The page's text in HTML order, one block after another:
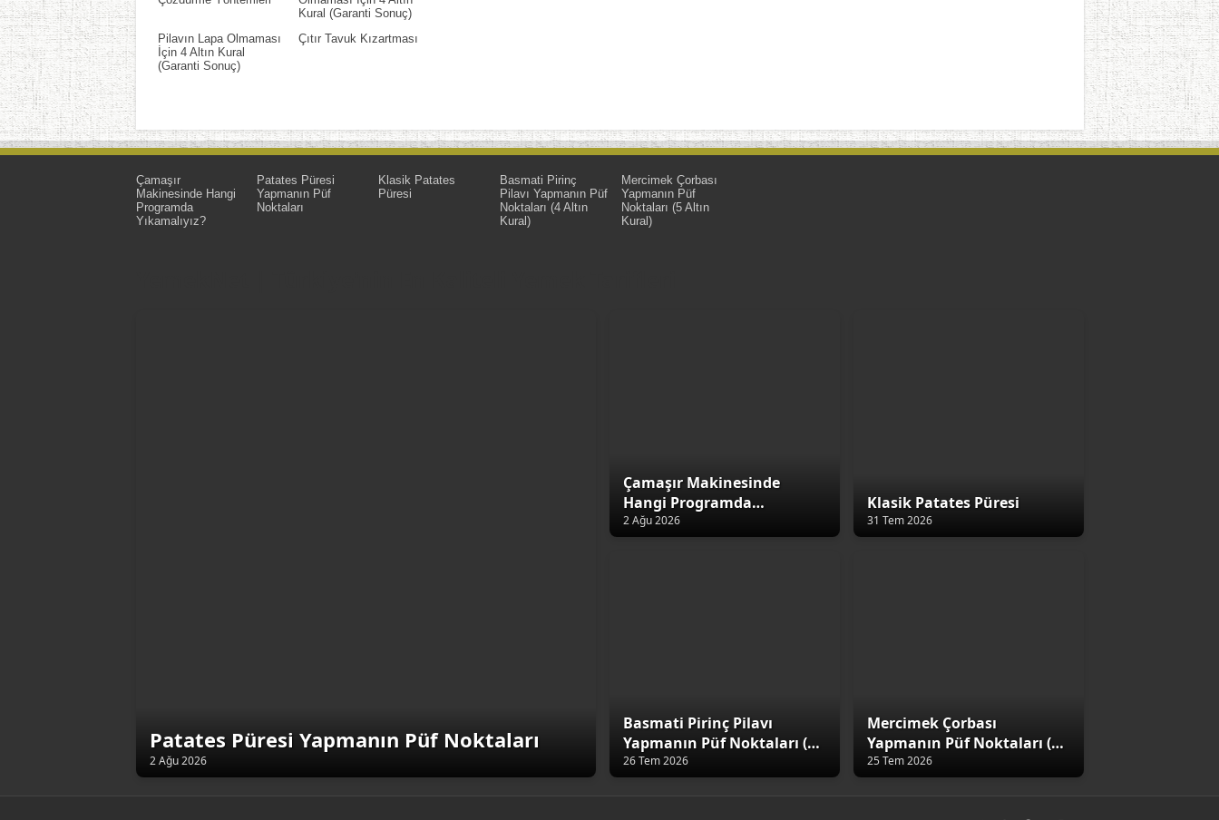
Kural (Garanti Sonuç)
Pilavın Lapa Olmaması
İçin 4 Altın Kural
(Garanti Sonuç)
Çıtır Tavuk Kızartması
Çamaşır
Makinesinde Hangi
Programda
Yıkamalıyız?
Patates Püresi
Yapmanın Püf
Noktaları
Klasik Patates
Püresi
Basmati Pirinç
Pilavı Yapmanın Püf
Noktaları (4 Altın
Kural)
Mercimek Çorbası
Yapmanın Püf
Noktaları (5 Altın
Kural)
Patates Püresi Yapmanın Püf Noktaları
2 Ağu 2026
Çamaşır Makinesinde
Hangi Programda
Yıkamalıyız?
2 Ağu 2026
Klasik Patates Püresi
31 Tem 2026
Basmati Pirinç Pilavı
Yapmanın Püf Noktaları (4
Altın Kural)
26 Tem 2026
Mercimek Çorbası
Yapmanın Püf Noktaları (5
Altın Kural)
25 Tem 2026